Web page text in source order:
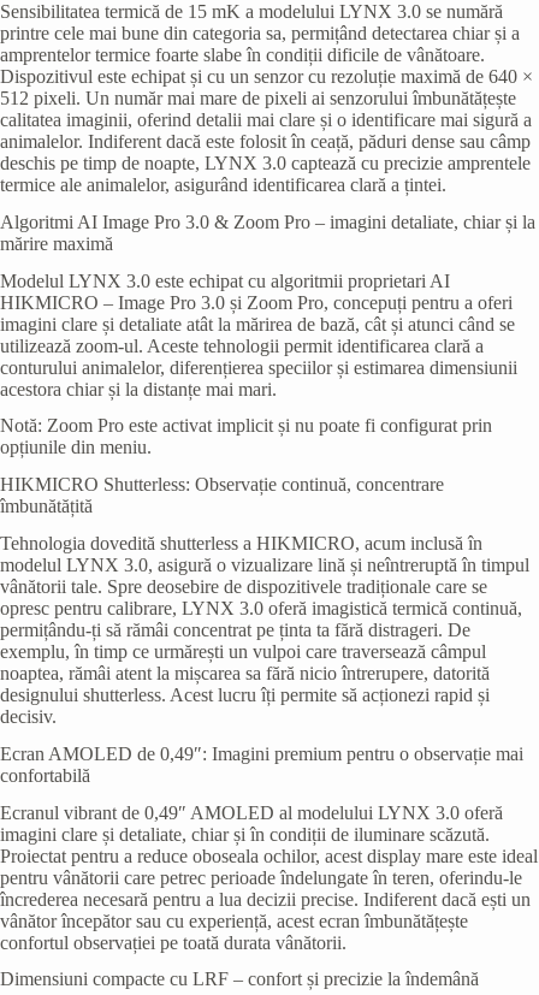
Sensibilitatea termică de 15 mK a modelului LYNX 3.0 se numără
printre cele mai bune din categoria sa, permițând detectarea chiar și a
amprentelor termice foarte slabe în condiții dificile de vânătoare.
Dispozitivul este echipat și cu un senzor cu rezoluție maximă de 640 ×
512 pixeli. Un număr mai mare de pixeli ai senzorului îmbunătățește
calitatea imaginii, oferind detalii mai clare și o identificare mai sigură a
animalelor. Indiferent dacă este folosit în ceață, păduri dense sau câmp
deschis pe timp de noapte, LYNX 3.0 captează cu precizie amprentele
termice ale animalelor, asigurând identificarea clară a țintei.
Algoritmi AI Image Pro 3.0 & Zoom Pro – imagini detaliate, chiar și la
mărire maximă
Modelul LYNX 3.0 este echipat cu algoritmii proprietari AI
HIKMICRO – Image Pro 3.0 și Zoom Pro, concepuți pentru a oferi
imagini clare și detaliate atât la mărirea de bază, cât și atunci când se
utilizează zoom-ul. Aceste tehnologii permit identificarea clară a
conturului animalelor, diferențierea speciilor și estimarea dimensiunii
acestora chiar și la distanțe mai mari.
Notă: Zoom Pro este activat implicit și nu poate fi configurat prin
opțiunile din meniu.
HIKMICRO Shutterless: Observație continuă, concentrare
îmbunătățită
Tehnologia dovedită shutterless a HIKMICRO, acum inclusă în
modelul LYNX 3.0, asigură o vizualizare lină și neîntreruptă în timpul
vânătorii tale. Spre deosebire de dispozitivele tradiționale care se
opresc pentru calibrare, LYNX 3.0 oferă imagistică termică continuă,
permițându-ți să rămâi concentrat pe ținta ta fără distrageri. De
exemplu, în timp ce urmărești un vulpoi care traversează câmpul
noaptea, rămâi atent la mișcarea sa fără nicio întrerupere, datorită
designului shutterless. Acest lucru îți permite să acționezi rapid și
decisiv.
Ecran AMOLED de 0,49″: Imagini premium pentru o observație mai
confortabilă
Ecranul vibrant de 0,49″ AMOLED al modelului LYNX 3.0 oferă
imagini clare și detaliate, chiar și în condiții de iluminare scăzută.
Proiectat pentru a reduce oboseala ochilor, acest display mare este ideal
pentru vânătorii care petrec perioade îndelungate în teren, oferindu-le
încrederea necesară pentru a lua decizii precise. Indiferent dacă ești un
vânător începător sau cu experiență, acest ecran îmbunătățește
confortul observației pe toată durata vânătorii.
Dimensiuni compacte cu LRF – confort și precizie la îndemână